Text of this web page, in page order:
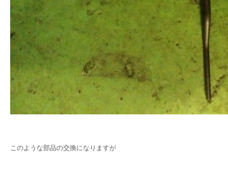
このような部品の交換になりますが